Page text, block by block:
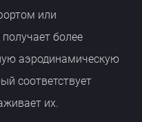
или
более
аэродинамическую
соответствует
их.